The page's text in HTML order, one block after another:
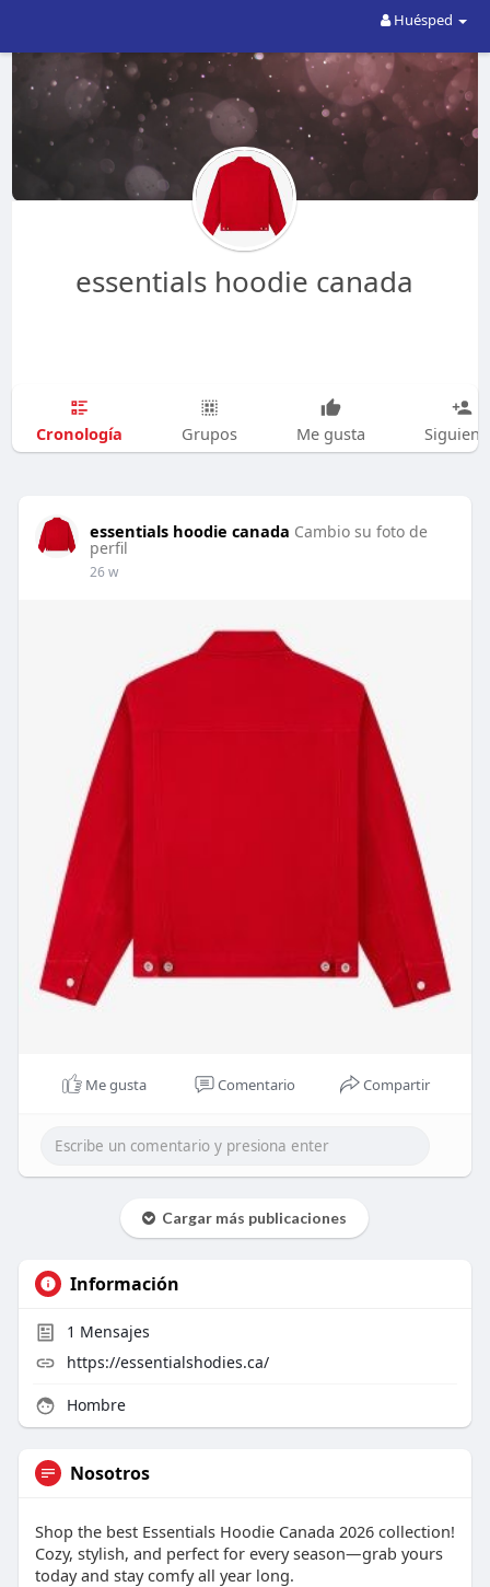
Huésped
essentials hoodie canada
Cronología Grupos Me gusta
essentials hoodie canada Cambio su foto de
perfil
26 w
Me gusta Comentario Compartir
Cargar más publicaciones
Información
1 Mensajes
https://essentialshodies.ca/
Hombre
Nosotros
Shop the best Essentials Hoodie Canada 2026 collection!
Cozy, stylish, and perfect for every season—grab yours
today and stay comfy all year long.